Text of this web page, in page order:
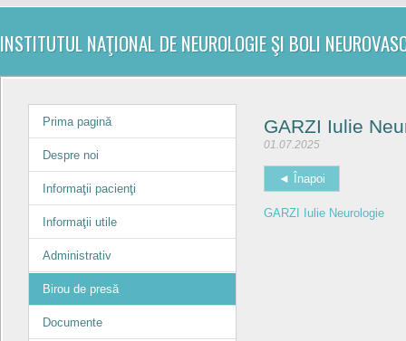
INSTITUTUL NAŢIONAL DE NEUROLOGIE ŞI BOLI
Prima pagină
Despre noi
Informaţii pacienţi
Informaţii utile
Administrativ
Birou de presă
Documente
GARZI Iulie
01.07.2025
◄ Înapoi
GARZI Iulie Neurologie